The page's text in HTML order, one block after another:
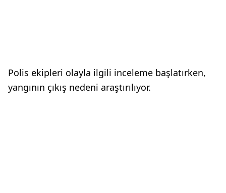
Polis ekipleri olayla ilgili inceleme başlatırken,
yangının çıkış nedeni araştırılıyor.